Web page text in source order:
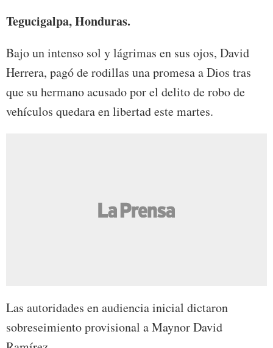
Tegucigalpa, Honduras.
Bajo un intenso sol y lágrimas en sus ojos, David
Herrera, pagó de rodillas una promesa a Dios tras
que su hermano acusado por el delito de robo de
vehículos quedara en libertad este martes.
Las autoridades en audiencia inicial dictaron
sobreseimiento provisional a Maynor David